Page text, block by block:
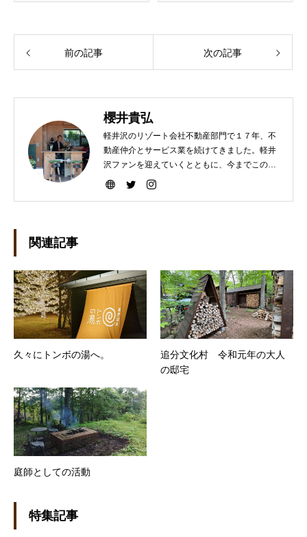
前の記事 次の記事
櫻井貴弘
軽井沢のリゾート会社不動産部門で１７年、不
動産仲介とサービス業を続けてきました。軽井
沢ファンを迎えていくとともに、今までこの町
を選んで下さった方々により楽しい軽井沢ライ
関連記事
久々にトンボの湯へ。
追分文化村 令和元年の大人
の邸宅
庭師としての活動
特集記事